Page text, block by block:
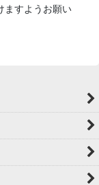
ますようお願い